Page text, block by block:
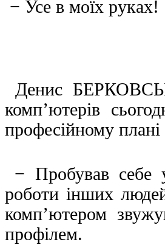
− Усе в моїх руках!
Денис
комп’ютерів
професійному
− Пробував себе
роботи інших
комп’ютером
профілем.